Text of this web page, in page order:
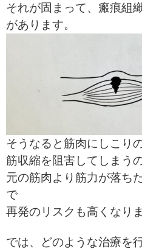
それが固まって、瘢痕組
があります。
そうなると筋肉にしこり
筋収縮を阻害してしまうの
元の筋肉より筋力が落ち
で
再発のリスクも高くなりま
では、どのような治療を